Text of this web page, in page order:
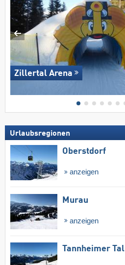
Zillertal Arena
Urlaubsregionen
Oberstdorf
anzeigen
Murau
anzeigen
Tannheimer Tal